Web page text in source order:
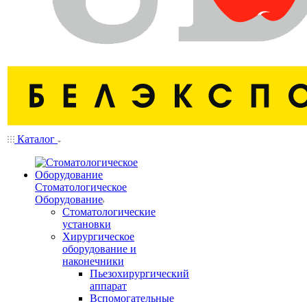
Каталог
Стоматологическое
Оборудование
Стоматологические
установки
Хирургическое
оборудование и
наконечники
Пьезохирургический
аппарат
Вспомогательные